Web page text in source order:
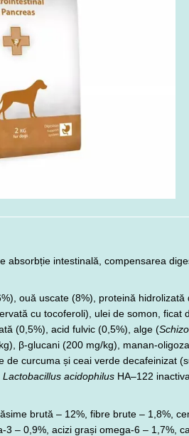
absorbție intestinală, compensarea
ouă uscate (8%), proteină hidrolizată
cu tocoferoli), ulei de somon, ficat
(0,5%), acid fulvic (0,5%), alge (
β-glucani (200 mg/kg), manan-
curcuma și ceai verde decafeinizat
Lactobacillus acidophilus HA–122
brută – 12%, fibre brute – 1,8%,
– 0,9%, acizi grași omega-6 – 1,7%,